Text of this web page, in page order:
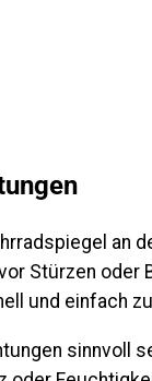
an
Stürzen oder
und einfach
sinnvoll